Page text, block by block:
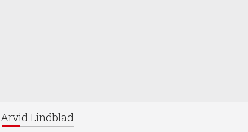
Arvid Lindblad